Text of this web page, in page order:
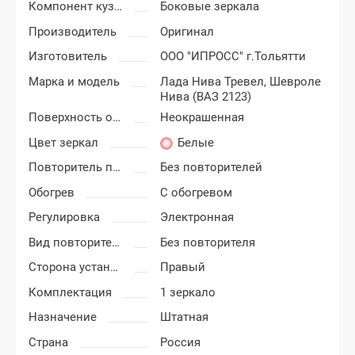
Компонент кузова
Боковые зеркала
Производитель
Оригинал
Изготовитель
ООО "ИПРОСС" г.Тольятти
Марка и модель
Лада Нива Тревел, Шевроле
Нива (ВАЗ 2123)
Поверхность облицовки (накладки) зеркал
Неокрашенная
Цвет зеркал
Белые
Повторитель поворотника
Без повторителей
Обогрев
С обогревом
Регулировка
Электронная
Вид повторителя
Без повторителя
Сторона установки
Правый
Комплектация
1 зеркало
Назначение
Штатная
Страна
Россия